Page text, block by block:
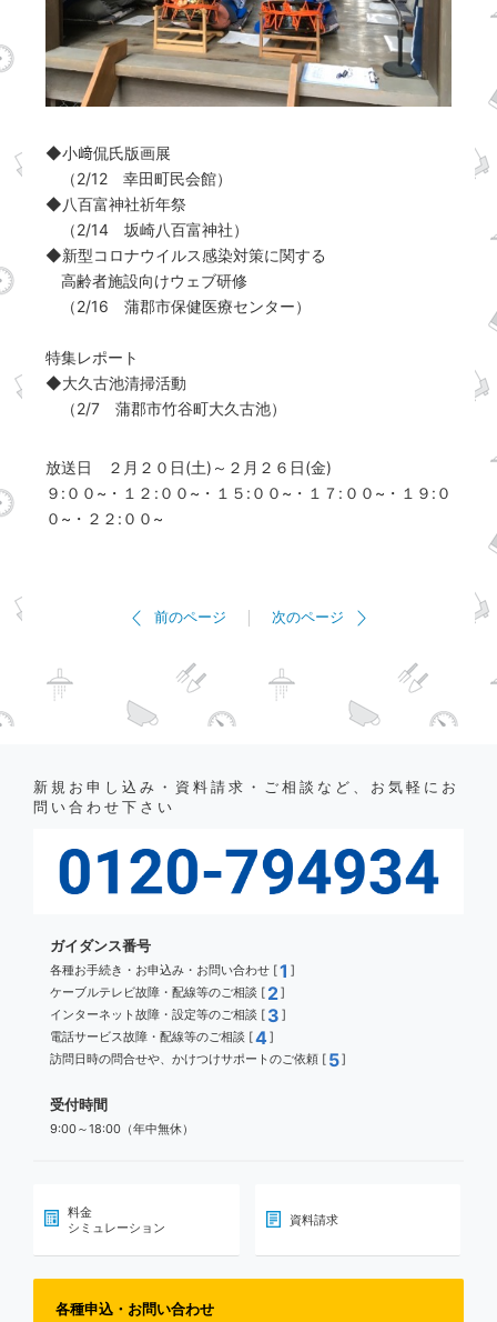
◆小﨑侃氏版画展
（2/12 幸田町民会館）
◆八百富神社祈年祭
（2/14 坂崎八百富神社）
◆新型コロナウイルス感染対策に関する
高齢者施設向けウェブ研修
（2/16 蒲郡市保健医療センター）
特集レポート
◆大久古池清掃活動
（2/7 蒲郡市竹谷町大久古池）
放送日 ２月２０日(土)～２月２６日(金)
９:００~・１２:００~・１５:００~・１７:００~・１９:０
０~・２２:００~
前のページ 次のページ
新規お申し込み・資料請求・ご相談など、お気軽にお
問い合わせ下さい
ガイダンス番号
各種お手続き・お申込み・お問い合わせ [1 ]
ケーブルテレビ故障・配線等のご相談 [ 2]
インターネット故障・設定等のご相談 [ 3 ]
電話サービス故障・配線等のご相談 [4]
訪問日時の問合せや、かけつけサポートのご依頼 [ 5]
受付時間
9:00～18:00（年中無休）
料金
シミュレーション
資料請求
各種申込・お問い合わせ